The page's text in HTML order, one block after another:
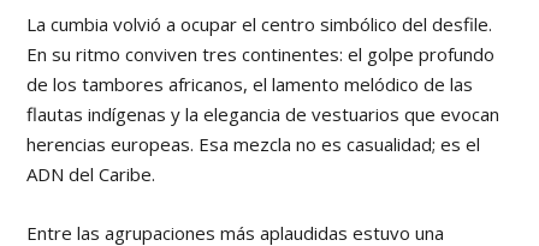
La cumbia volvió a ocupar el centro simbólico del desfile.
En su ritmo conviven tres continentes: el golpe profundo
de los tambores africanos, el lamento melódico de las
flautas indígenas y la elegancia de vestuarios que evocan
herencias europeas. Esa mezcla no es casualidad; es el
ADN del Caribe.
Entre las agrupaciones más aplaudidas estuvo una